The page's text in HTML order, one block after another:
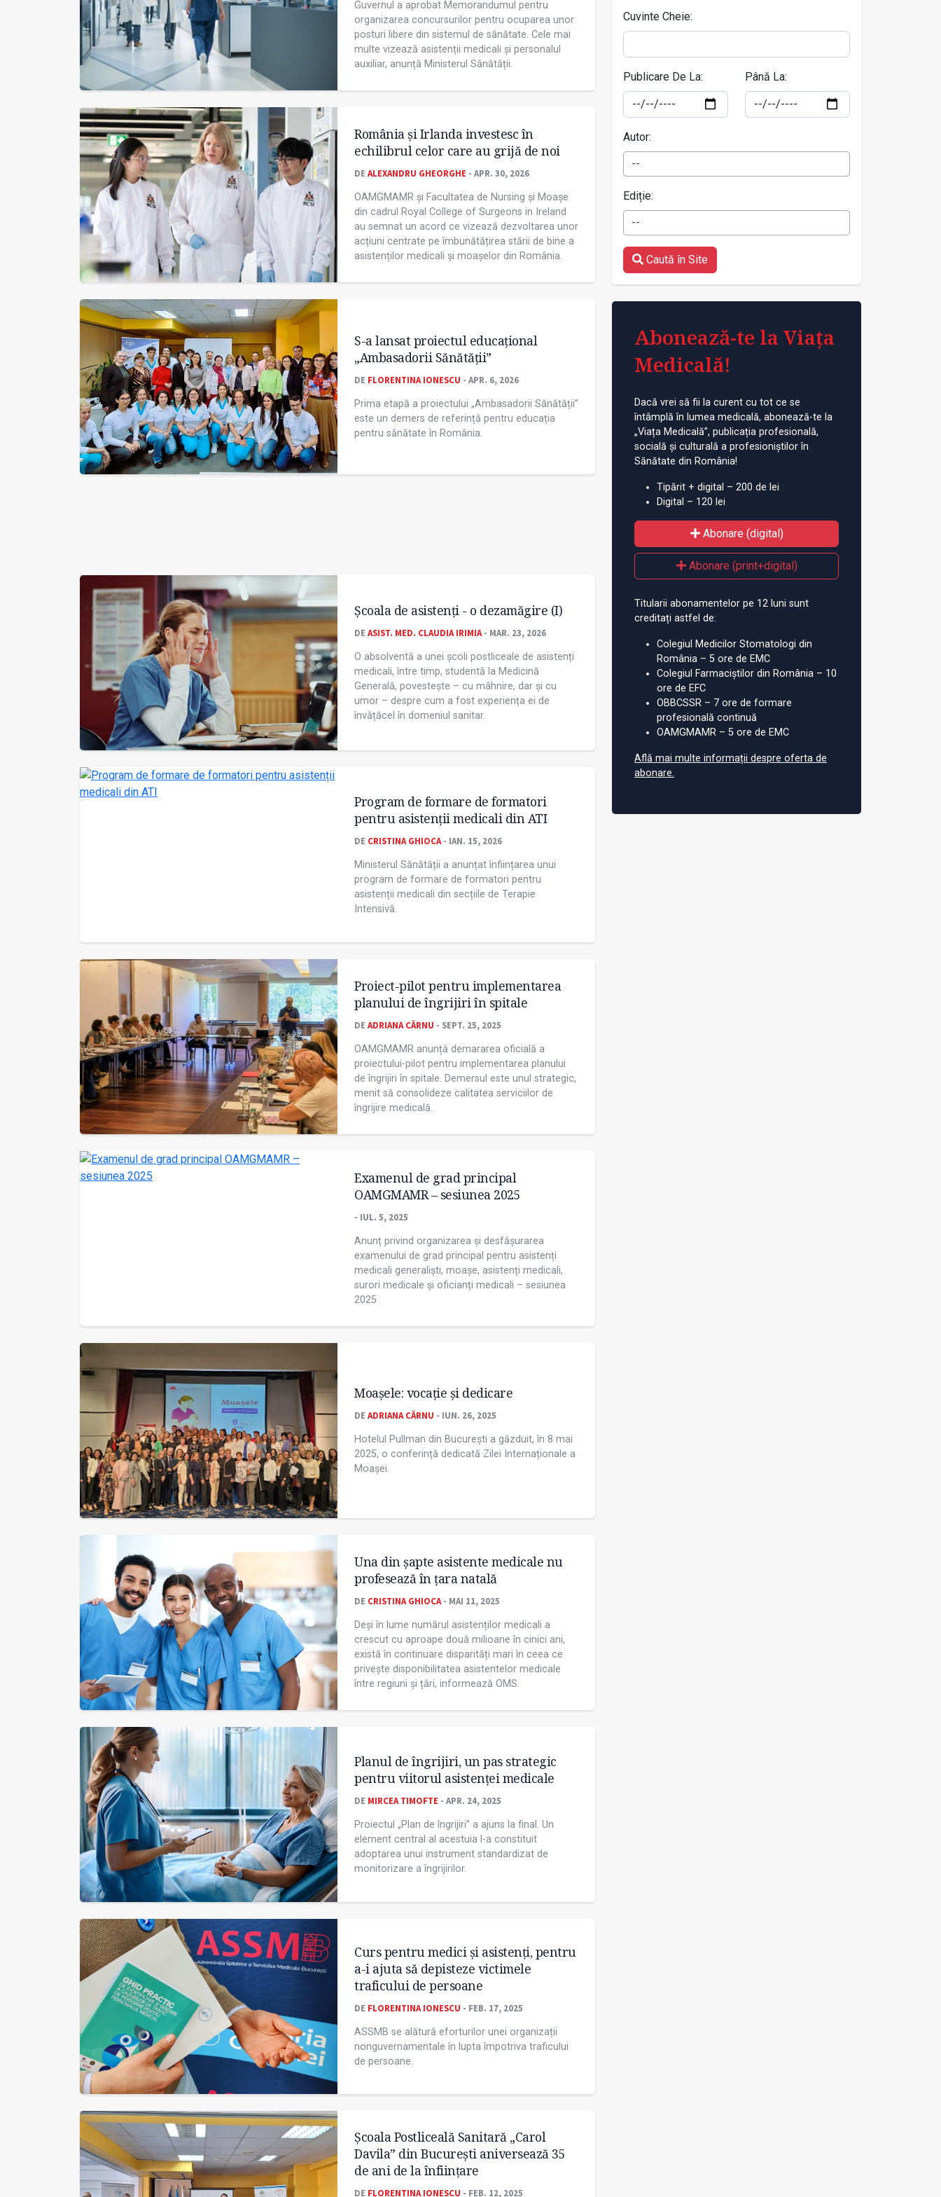
Guvernul a aprobat Memorandumul pentru
organizarea concursurilor pentru ocuparea unor
posturi libere din sistemul de sănătate. Cele mai
multe vizează asistenții medicali și personalul
auxiliar, anunță Ministerul Sănătății.
România și Irlanda investesc în
echilibrul celor care au grijă de noi
DE ALEXANDRU GHEORGHE - APR. 30, 2026
OAMGMAMR și Facultatea de Nursing și Moașe
din cadrul Royal College of Surgeons in Ireland
au semnat un acord ce vizează dezvoltarea unor
acțiuni centrate pe îmbunătățirea stării de bine a
asistenților medicali și moașelor din România.
S-a lansat proiectul educațional
„Ambasadorii Sănătății”
DE FLORENTINA IONESCU - APR. 6, 2026
Prima etapă a proiectului „Ambasadorii Sănătății”
este un demers de referință pentru educația
pentru sănătate în România.
Școala de asistenți - o dezamăgire (I)
DE ASIST. MED. CLAUDIA IRIMIA- MAR. 23, 2026
O absolventă a unei școli postliceale de asistenți
medicali, între timp, studentă la Medicină
Generală, povestește – cu mâhnire, dar și cu
umor – despre cum a fost experiența ei de
învățăcel în domeniul sanitar.
Program de formare de formatori
pentru asistenții medicali din ATI
DE CRISTINA GHIOCA - IAN. 15, 2026
Ministerul Sănătății a anunțat înființarea unui
program de formare de formatori pentru
asistenții medicali din secțiile de Terapie
Intensivă.
Proiect-pilot pentru implementarea
planului de îngrijiri în spitale
DE ADRIANA CÂRNU - SEPT. 25, 2025
OAMGMAMR anunță demararea oficială a
proiectului-pilot pentru implementarea planului
de îngrijiri în spitale. Demersul este unul strategic,
menit să consolideze calitatea serviciilor de
îngrijire medicală.
Examenul de grad principal
OAMGMAMR – sesiunea 2025
- IUL. 5, 2025
Anunț privind organizarea și desfășurarea
examenului de grad principal pentru asistenți
medicali generaliști, moașe, asistenți medicali,
surori medicale și oficianți medicali – sesiunea
2025
Moașele: vocație și dedicare
DE ADRIANA CÂRNU - IUN. 26, 2025
Hotelul Pullman din București a găzduit, în 8 mai
2025, o conferință dedicată Zilei Internaționale a
Moașei.
Una din șapte asistente medicale nu
profesează în țara natală
DE CRISTINA GHIOCA- MAI 11, 2025
Deși în lume numărul asistenților medicali a
crescut cu aproape două milioane în cinici ani,
există în continuare disparități mari în ceea ce
privește disponibilitatea asistentelor medicale
între regiuni și țări, informează OMS.
Planul de îngrijiri, un pas strategic
pentru viitorul asistenței medicale
DE MIRCEA TIMOFTE - APR. 24, 2025
Proiectul „Plan de îngrijiri” a ajuns la final. Un
element central al acestuia l-a constituit
adoptarea unui instrument standardizat de
monitorizare a îngrijirilor.
Curs pentru medici și asistenți, pentru
a-i ajuta să depisteze victimele
traficului de persoane
DE FLORENTINA IONESCU - FEB. 17, 2025
ASSMB se alătură eforturilor unei organizații
nonguvernamentale în lupta împotriva traficului
de persoane.
Școala Postliceală Sanitară „Carol
Davila” din București aniversează 35
de ani de la înființare
DE FLORENTINA IONESCU - FEB. 12, 2025
Cuvinte Cheie:
Publicare De La: Până La:
Autor:
--
Ediție:
--
Caută în Site
Abonează-te la Viața
Medicală!
Dacă vrei să fii la curent cu tot ce se
întâmplă în lumea medicală, abonează-te la
„Viața Medicală”, publicația profesională,
socială și culturală a profesioniștilor în
Sănătate din România!
Tipărit + digital – 200 de lei
Digital – 120 lei
Abonare (digital)
Abonare (print+digital)
Titularii abonamentelor pe 12 luni sunt
creditați astfel de:
Colegiul Medicilor Stomatologi din
România – 5 ore de EMC
Colegiul Farmaciștilor din România – 10
ore de EFC
OBBCSSR – 7 ore de formare
profesională continuă
OAMGMAMR – 5 ore de EMC
Află mai multe informații despre oferta de
abonare.